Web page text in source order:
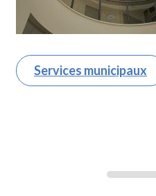
Services municipaux